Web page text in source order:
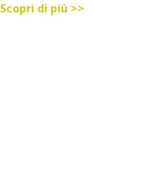
Scopri di più >>